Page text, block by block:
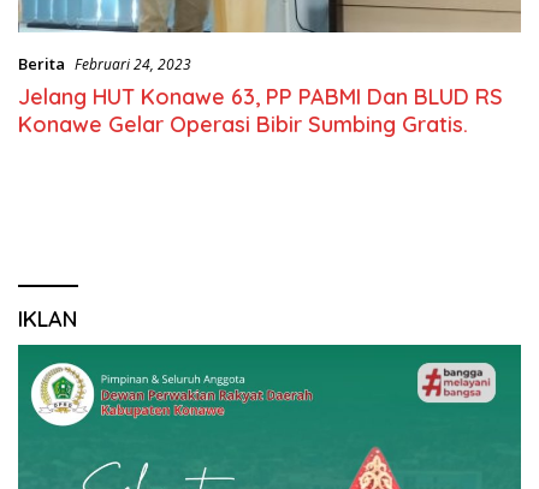
Berita Februari 24, 2023
Jelang HUT Konawe 63, PP PABMI Dan BLUD RS
Konawe Gelar Operasi Bibir Sumbing Gratis.
IKLAN